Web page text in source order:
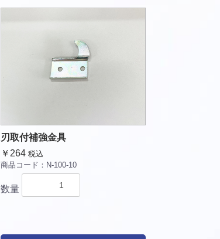
刃取付補強金具
￥264 税込
商品コード： N-100-10
数量